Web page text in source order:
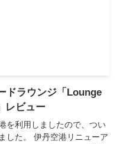
ドラウンジ「Lounge
レビュー
を利用しましたので、つい
した。 伊丹空港リニューア